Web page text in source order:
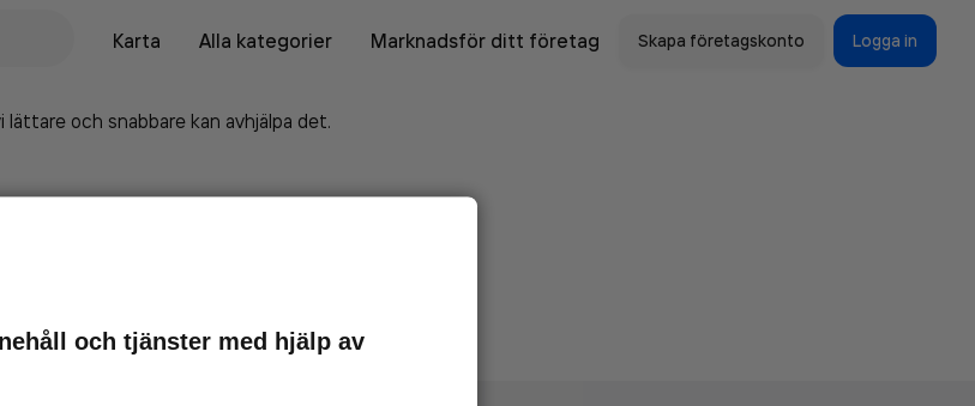
Karta
Alla kategorier Marknadsför ditt företag Skapa företagskonto Logga in
och snabbare kan avhjälpa det.
och tjänster med hjälp av